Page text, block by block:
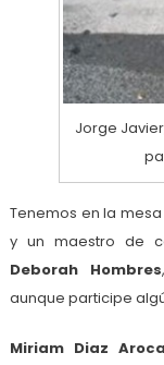
Jorge
Tenemos en la
y un maestro de
Deborah Hombres
aunque participe
Miriam Diaz